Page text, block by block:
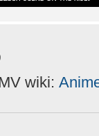
wiki: